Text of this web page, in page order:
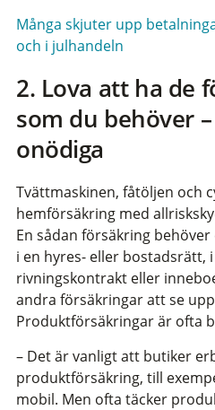
Många skjuter upp
och i julhandeln
2. Lova att ha de
som du behöver
onödiga
Tvättmaskinen, fåtöljen och
hemförsäkring med
En sådan försäkring
i en hyres- eller bostadsrätt,
rivningskontrakt eller
andra försäkringar att se
Produktförsäkringar är ofta
– Det är vanligt att butiker
produktförsäkring, till
mobil. Men ofta täcker